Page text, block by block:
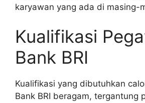
karyawan yang ada di masing-
Kualifikasi
Bank BRI
Kualifikasi yang dibutuhkan
Bank BRI beragam, tergantung